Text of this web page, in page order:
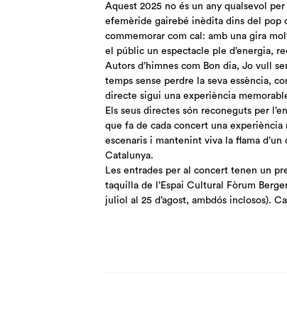
Aquest 2025 no és un any qualsevol
efemèride gairebé inèdita dins del pop
commemorar com cal: amb una gira
el públic un espectacle ple d’energia,
Autors d’himnes com Bon dia, Jo vull
temps sense perdre la seva essència,
directe sigui una experiència
Els seus directes són reconeguts per
que fa de cada concert una
escenaris i mantenint viva la flama
Catalunya.
Les entrades per al concert tenen un
taquilla de l’Espai Cultural Fòrum
juliol al 25 d’agost, ambdós inclosos).